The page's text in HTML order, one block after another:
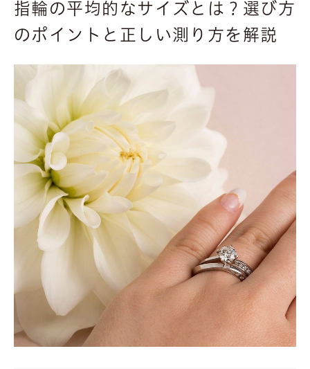
指輪の平均的なサイズとは？選び方
のポイントと正しい測り方を解説